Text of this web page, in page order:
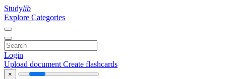
Studylib
Explore Categories
Login
Upload document Create flashcards
×